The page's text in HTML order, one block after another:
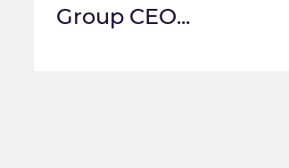
Group CEO...